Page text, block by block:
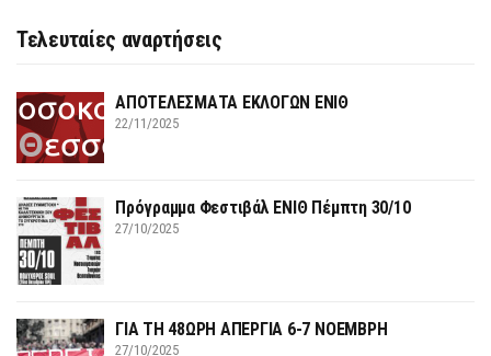
Τελευταίες αναρτήσεις
ΑΠΟΤΕΛΕΣΜΑΤΑ ΕΚΛΟΓΩΝ ΕΝΙΘ
22/11/2025
Πρόγραμμα Φεστιβάλ ΕΝΙΘ Πέμπτη 30/10
27/10/2025
ΓΙΑ ΤΗ 48ΩΡΗ ΑΠΕΡΓΙΑ 6-7 ΝΟΕΜΒΡΗ
27/10/2025